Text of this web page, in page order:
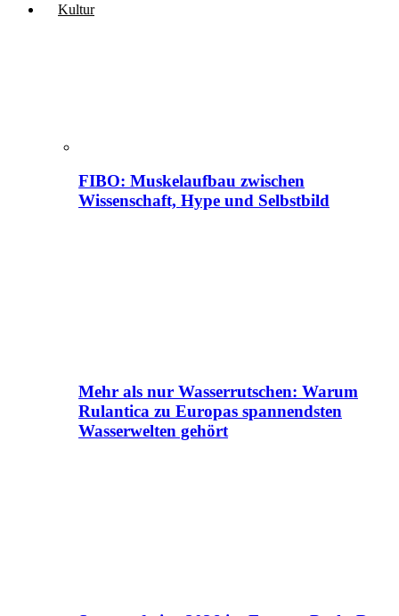
Kultur
FIBO: Muskelaufbau zwischen
Wissenschaft, Hype und Selbstbild
Mehr als nur Wasserrutschen: Warum
Rulantica zu Europas spannendsten
Wasserwelten gehört